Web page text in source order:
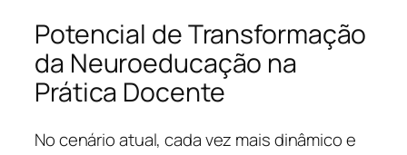
Potencial de Transformação
da Neuroeducação na
Prática Docente
No cenário atual, cada vez mais dinâmico e